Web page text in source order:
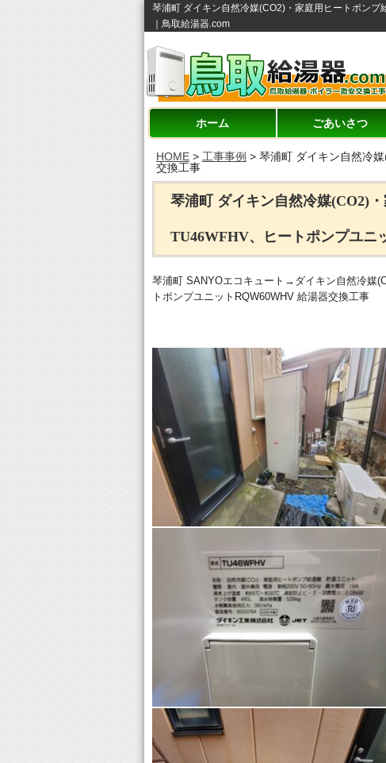
琴浦町 ダイキン自然冷媒(CO2)・家庭用ヒートポン
｜鳥取給湯器.com
ホーム ごあいさつ
HOME > 工事事例 > 琴浦町 ダイキン自然冷
交換工事
琴浦町 ダイキン自然冷媒(CO2)
TU46WFHV、ヒートポンプユニ
琴浦町 SANYOエコキュート→ダイキン自然冷媒
トポンプユニットRQW60WHV 給湯器交換工事